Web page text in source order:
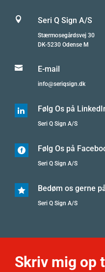
 Seri Q Sign A/S
Stærmosegårdsvej 30
DK-5230 Odense M
 E-mail
info@seriqsign.dk
 Følg Os på
Seri Q Sign A/S
 Følg Os på
Seri Q Sign A/S
 Bedøm os gerne
Seri Q Sign A/S
Skriv mig op